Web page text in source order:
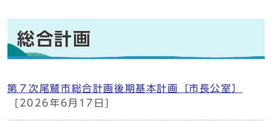
総合計画
第７次尾鷲市総合計画後期基本計画〔市長公室〕
[2026年6月17日]